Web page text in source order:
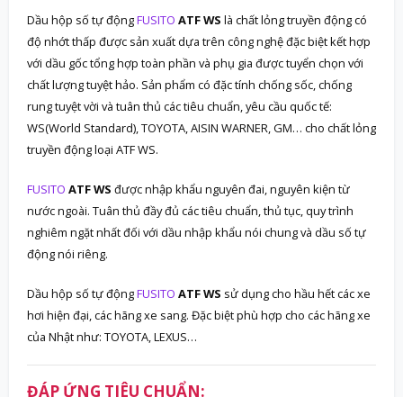
Dầu hộp số tự độngFUSITO ATF WS là chất lỏng truyền động có
độ nhớt thấp được sản xuất dựa trên công nghệ đặc biệt kết hợp
với dầu gốc tổng hợp toàn phần và phụ gia được tuyển chọn với
chất lượng tuyệt hảo. Sản phẩm có đặc tính chống sốc, chống
rung tuyệt vời và tuân thủ các tiêu chuẩn, yêu cầu quốc tế:
WS(World Standard), TOYOTA, AISIN WARNER, GM… cho chất lỏng
truyền động loại ATF WS.
FUSITO ATF WS được nhập khẩu nguyên đai, nguyên kiện từ
nước ngoài. Tuân thủ đầy đủ các tiêu chuẩn, thủ tục, quy trình
nghiêm ngặt nhất đối với dầu nhập khẩu nói chung và dầu số tự
động nói riêng.
Dầu hộp số tự độngFUSITO ATF WS sử dụng cho hầu hết các xe
hơi hiện đại, các hãng xe sang. Đặc biệt phù hợp cho các hãng xe
của Nhật như: TOYOTA, LEXUS…
ĐÁP ỨNG TIÊU CHUẨN: